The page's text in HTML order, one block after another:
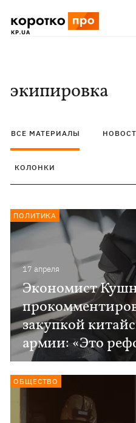
экипировка
ВСЕ МАТЕРИАЛЫ
КОЛОНКИ
17 апреля
Экономист
закупкой
армии: «Это
ПОЛИТИКА
ОБЩЕСТВО